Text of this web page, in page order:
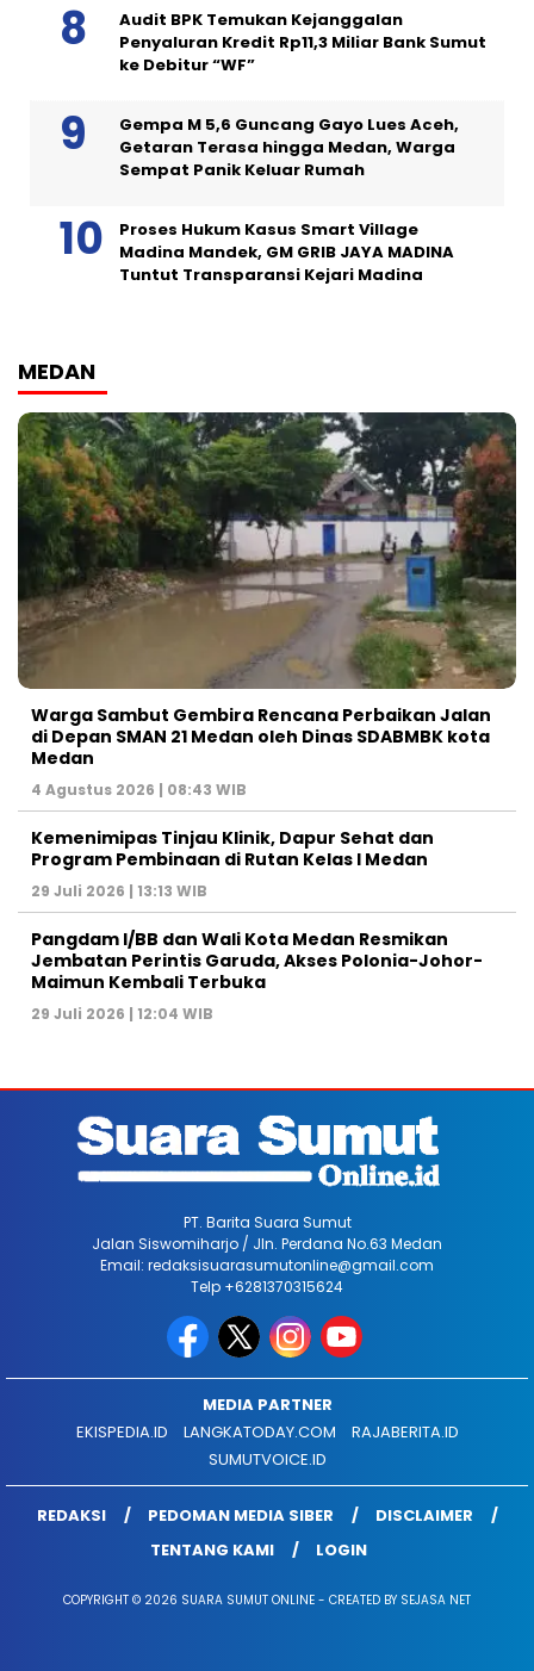
Audit BPK Temukan Kejanggalan
Penyaluran Kredit Rp11,3 Miliar Bank Sumut
ke Debitur “WF”
Gempa M 5,6 Guncang Gayo Lues Aceh,
Getaran Terasa hingga Medan, Warga
Sempat Panik Keluar Rumah
Proses Hukum Kasus Smart Village
Madina Mandek, GM GRIB JAYA MADINA
Tuntut Transparansi Kejari Madina
MEDAN
Warga Sambut Gembira Rencana Perbaikan Jalan
di Depan SMAN 21 Medan oleh Dinas SDABMBK kota
Medan
4 Agustus 2026 | 08:43 WIB
Kemenimipas Tinjau Klinik, Dapur Sehat dan
Program Pembinaan di Rutan Kelas I Medan
29 Juli 2026 | 13:13 WIB
Pangdam I/BB dan Wali Kota Medan Resmikan
Jembatan Perintis Garuda, Akses Polonia-Johor-
Maimun Kembali Terbuka
29 Juli 2026 | 12:04 WIB
PT. Barita Suara Sumut
Jalan Siswomiharjo / Jln. Perdana No.63 Medan
Email: redaksisuarasumutonline@gmail.com
Telp +6281370315624
MEDIA PARTNER
EKISPEDIA.ID
LANGKATODAY.COM
RAJABERITA.ID
SUMUTVOICE.ID
REDAKSI PEDOMAN MEDIA SIBER
DISCLAIMER
TENTANG KAMI
LOGIN
COPYRIGHT © 2026 SUARA SUMUT ONLINE - CREATED BY SEJASA NET